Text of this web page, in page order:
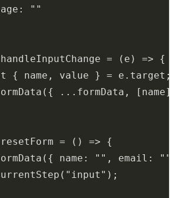
""
= (e) => {
{ name, value } = e.target;
...formData,
= () => {
name: "", email: